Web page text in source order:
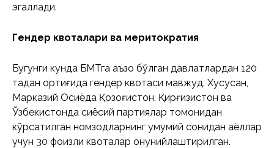
эгаллади.
Гендер квоталари ва меритократия
Бугунги кунда БМТга аъзо бўлган давлатлардан 120
тадан ортиғида гендер квотаси мавжуд. Хусусан,
Марказий Осиёда Қозоғистон, Қирғизистон ва
Ўзбекистонда сиёсий партиялар томонидан
кўрсатилган номзодларнинг умумий сонидан аёллар
учун 30 фоизли квоталар қонунийлаштирилган.